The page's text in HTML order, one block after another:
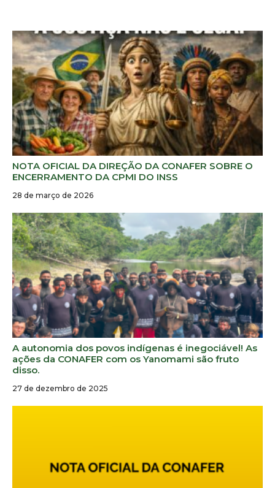
NOTA OFICIAL DA DIREÇÃO DA CONAFER SOBRE O
ENCERRAMENTO DA CPMI DO INSS
28 de março de 2026
A autonomia dos povos indígenas é inegociável! As
ações da CONAFER com os Yanomami são fruto
disso.
27 de dezembro de 2025